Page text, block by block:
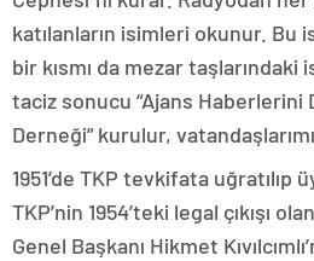
katılanların isimleri okunur. Bu
bir kısmı da mezar
taciz sonucu “Ajans Haberlerini
Derneği” kurulur,
1951’de TKP tevkifata uğratılıp
TKP’nin 1954’teki legal çıkışı
Genel Başkanı Hikmet